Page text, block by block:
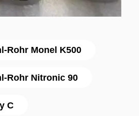
Rohr Monel K500
Rohr Nitronic 90
C